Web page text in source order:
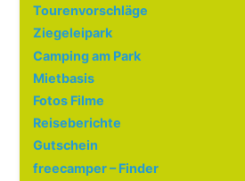
Tourenvorschläge
Ziegeleipark
Camping am Park
Mietbasis
Fotos Filme
Reiseberichte
Gutschein
freecamper – Finder